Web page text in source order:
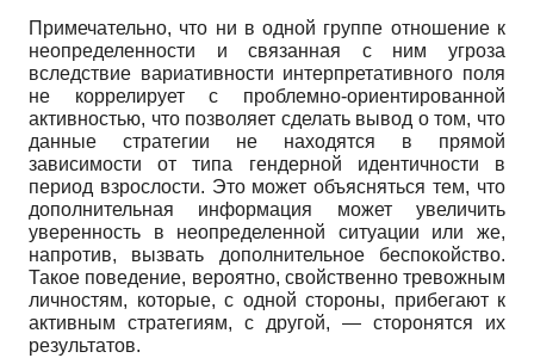
Примечательно, что ни в одной группе отношение к
неопределенности и связанная с ним угроза
вследствие вариативности интерпретативного поля
не коррелирует с проблемно-ориентированной
активностью, что позволяет сделать вывод о том, что
данные стратегии не находятся в прямой
зависимости от типа гендерной идентичности в
период взрослости. Это может объясняться тем, что
дополнительная информация может увеличить
уверенность в неопределенной ситуации или же,
напротив, вызвать дополнительное беспокойство.
Такое поведение, вероятно, свойственно тревожным
личностям, которые, с одной стороны, прибегают к
активным стратегиям, с другой, — сторонятся их
результатов.